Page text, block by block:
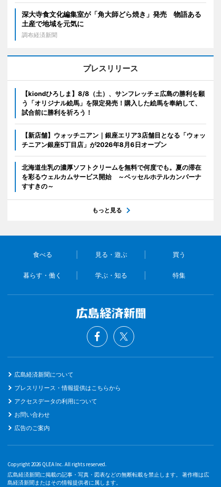
深大寺食文化編集室が「角大師どら焼き」発売 物語ある
土産で地域を元気に
調布経済新聞
プレスリリース
【kiondひろしま】8/8（土）、サンフレッチェ広島の勝利を願
う「オリジナル絵馬」を限定発売！購入した絵馬を奉納して、
試合前に勝利を祈ろう！
【新店舗】ウォッチニアン｜銀座エリア3店舗目となる「ウォッ
チニアン銀座5丁目店」が2026年8月6日オープン
北海道生乳の濃厚ソフトクリームを無料で何度でも。夏の滞在
を彩るウェルカムサービス開始 ～ベッセルホテルカンパーナ
すすきの～
もっと見る
食べる 見る・遊ぶ 買う
暮らす・働く 学ぶ・知る 特集
広島経済新聞について
プレスリリース・情報提供はこちらから
アクセスデータの利用について
お問い合わせ
広告のご案内
Copyright 2026 QLEA Inc. All rights reserved.
広島経済新聞に掲載の記事・写真・図表などの無断転載を禁止します。 著作権は広
島経済新聞またはその情報提供者に属します。